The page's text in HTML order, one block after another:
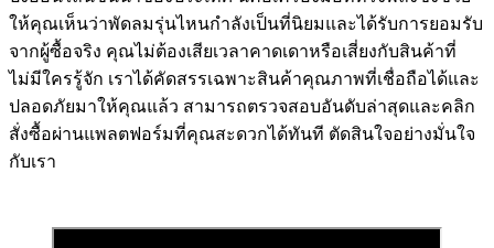
ให้คุณเห็นว่าพัดลมรุ่นไหนกำลังเป็นที่นิยมและได้รับการยอมรับ
จากผู้ซื้อจริง คุณไม่ต้องเสียเวลาคาดเดาหรือเสี่ยงกับสินค้าที่
ไม่มีใครรู้จัก เราได้คัดสรรเฉพาะสินค้าคุณภาพที่เชื่อถือได้และ
ปลอดภัยมาให้คุณแล้ว สามารถตรวจสอบอันดับล่าสุดและคลิก
สั่งซื้อผ่านแพลตฟอร์มที่คุณสะดวกได้ทันที ตัดสินใจอย่างมั่นใจ
กับเรา